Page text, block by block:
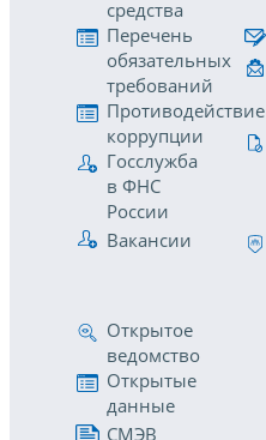
средства
Перечень
обязательных
требований
Противодействие
коррупции
Госслужба
в ФНС
России
Вакансии
Открытое
ведомство
Открытые
данные
СМЭВ